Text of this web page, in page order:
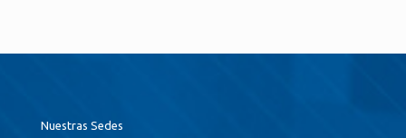
Nuestras Sedes